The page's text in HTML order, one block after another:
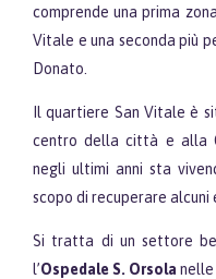
comprende una prima
Vitale e una seconda più
Donato.
Il quartiere San Vitale è
centro della città e alla
negli ultimi anni sta
scopo di recuperare alcuni
Si tratta di un settore
l’Ospedale S. Orsola nelle